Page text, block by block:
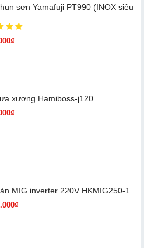
sơn Yamafuji PT990 (INOX siêu
xương Hamiboss-j120
MIG inverter 220V HKMIG250-1